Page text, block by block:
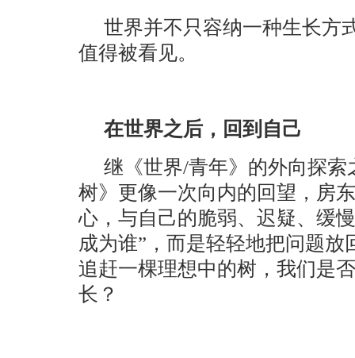
世界并不只容纳一种生长方
值得被看见。
在世界之后，回到自己
继《世界/青年》的外向探
树》更像一次向内的回望，房
心，与自己的脆弱、迟疑、缓
成为谁”，而是轻轻地把问题
追赶一棵理想中的树，我们是
长？